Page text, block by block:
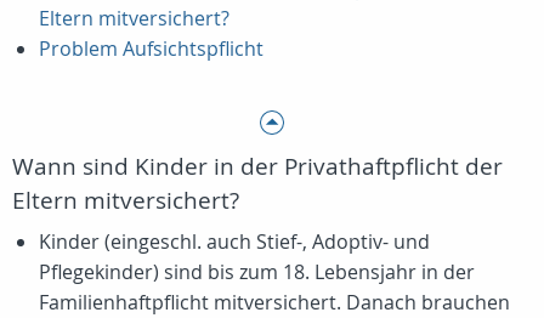
Eltern mitversichert?
Problem Aufsichtspflicht
Wann sind Kinder in der Privathaftpflicht der
Eltern mitversichert?
Kinder (eingeschl. auch Stief-, Adoptiv- und
Pflegekinder) sind bis zum 18. Lebensjahr in der
Familienhaftpflicht mitversichert. Danach brauchen